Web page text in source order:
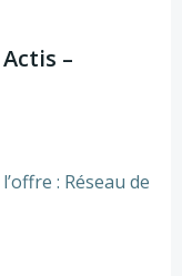
–
: Réseau de